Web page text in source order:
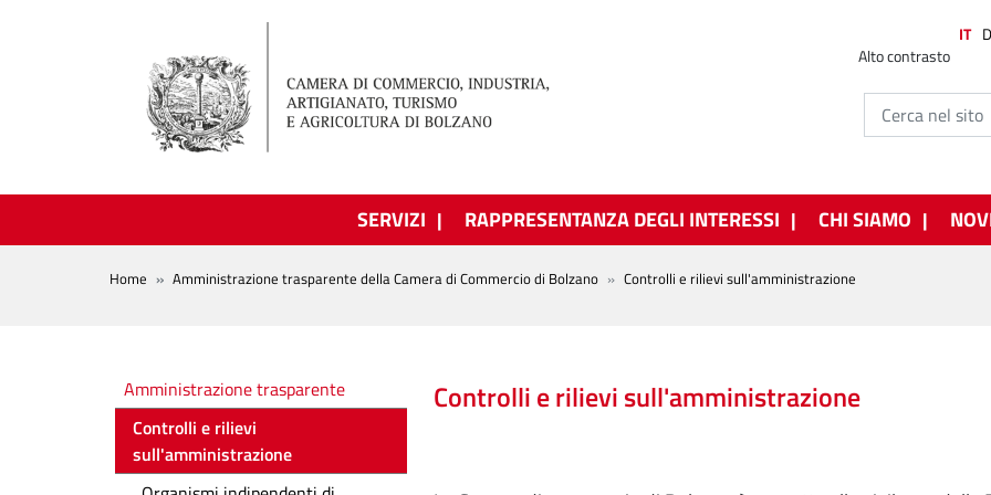
Alto contrasto
IT
SERVIZI RAPPRESENTANZA DEGLI INTERESSI CHI SIAMO
BREADCRUMB
Home Amministrazione trasparente della Camera di Commercio di Bolzano Controlli e rilievi sull'amministrazione
Controlli e rilievi sull'amministrazione
Amministrazione trasparente
Amministrazione trasparente
Controlli e rilievi
sull'amministrazione